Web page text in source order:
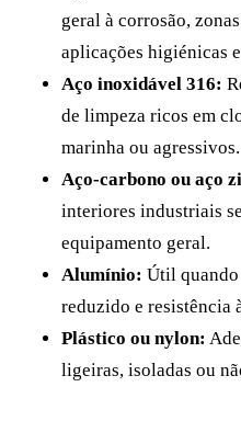
geral à corrosão,
aplicações higiénicas
Aço inoxidável 316:
de limpeza ricos em
marinha ou agressivos.
Aço-carbono ou aço
interiores industriais
equipamento geral.
Alumínio: Útil quando
reduzido e resistência
Plástico ou nylon:
ligeiras, isoladas ou